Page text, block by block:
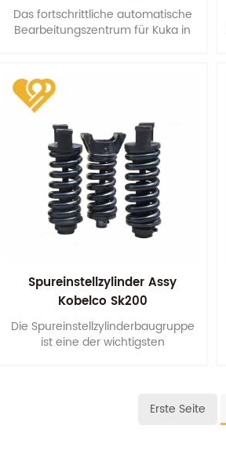
Das fortschrittliche automatische
Bearbeitungszentrum für Kuka in
Montageabmessungen. Dies
maximiert die Lebensdauer unserer
Spureinstellzylinder Assy
Kobelco Sk200
Die Spureinstellzylinderbaugruppe
ist eine der wichtigsten
Erste Seite